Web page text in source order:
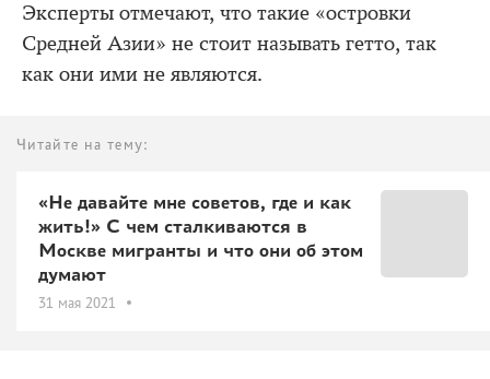
Эксперты отмечают, что такие «островки
Средней Азии» не стоит называть гетто, так
как они ими не являются.
Читайте на тему:
«Не давайте мне советов, где и как
жить!» С чем сталкиваются в
Москве мигранты и что они об этом
думают
31 мая 2021